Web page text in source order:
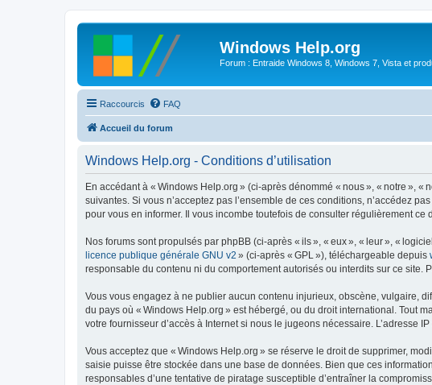
Windows Help.org
Forum : Entraide Windows 8, Windows 7, Vista et
Raccourcis FAQ
Accueil du forum
Windows Help.org - Conditions d’utilisation
En accédant à « Windows Help.org » (ci-après dénommé « nous », « notre »,
suivantes. Si vous n’acceptez pas l’ensemble de ces conditions, n’accédez
pour vous en informer. Il vous incombe toutefois de consulter régulièrement
Nos forums sont propulsés par phpBB (ci-après « ils », « eux », « leur », «
licence publique générale GNU v2 » (ci-après « GPL »), téléchargeable depuis
responsable du contenu ni du comportement autorisés ou interdits sur ce site.
Vous vous engagez à ne publier aucun contenu injurieux, obscène, vulgaire,
du pays où « Windows Help.org » est hébergé, ou du droit international. Tout
votre fournisseur d’accès à Internet si nous le jugeons nécessaire. L’adresse
Vous acceptez que « Windows Help.org » se réserve le droit de supprimer,
saisie puisse être stockée dans une base de données. Bien que ces
responsables d’une tentative de piratage susceptible d’entraîner la